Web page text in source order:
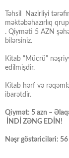
Təhsil Nazirliyi
məktəbəhazırlıq
. Qiyməti 5 AZN
bilərsiniz.
Kitab “Mücrü”
edilmişdir.
Kitab hərf və
ibarətdir.
Qiymət: 5 azn –
İNDİ ZƏNG EDİN!
Nəşr göstəriciləri: